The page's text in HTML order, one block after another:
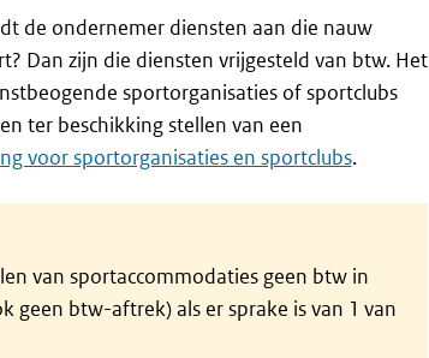
de ondernemer diensten aan die nauw
Dan zijn die diensten vrijgesteld van btw. Het
sportorganisaties of sportclubs
ter beschikking stellen van een
voor sportorganisaties en sportclubs.
van sportaccommodaties geen btw in
geen btw-aftrek) als er sprake is van 1 van